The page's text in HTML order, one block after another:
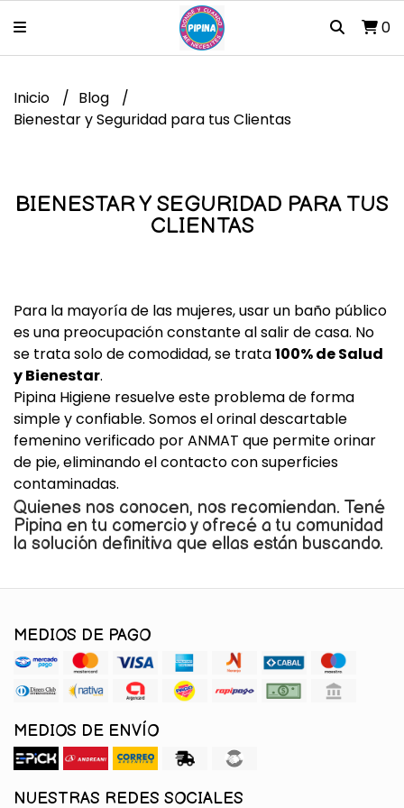
0
Inicio
Blog
Bienestar y Seguridad para tus Clientas
BIENESTAR Y SEGURIDAD PARA TUS
CLIENTAS
Para la mayoría de las mujeres, usar un baño público
es una preocupación constante al salir de casa. No
se trata solo de comodidad, se trata100% de Salud
y Bienestar.
Pipina Higiene resuelve este problema de forma
simple y confiable. Somos el orinal descartable
femenino verificado por ANMAT que permite orinar
de pie, eliminando el contacto con superficies
contaminadas.
Quienes nos conocen, nos recomiendan. Tené
Pipina en tu comercio y ofrecé a tu comunidad
la solución definitiva que ellas están buscando.
MEDIOS DE PAGO
MEDIOS DE ENVÍO
NUESTRAS REDES SOCIALES